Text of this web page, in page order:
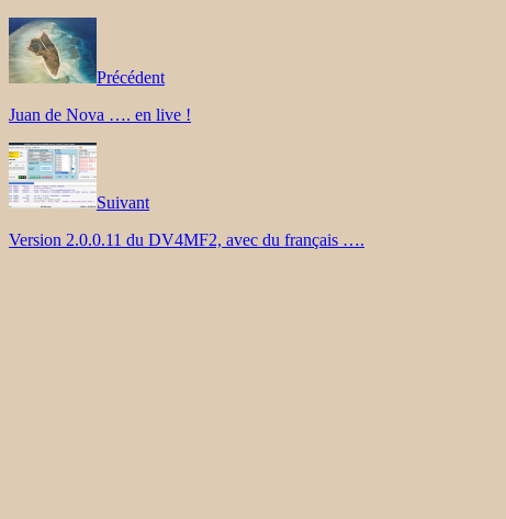
Précédent
Juan de Nova …. en live !
Suivant
Version 2.0.0.11 du DV4MF2, avec du français ….